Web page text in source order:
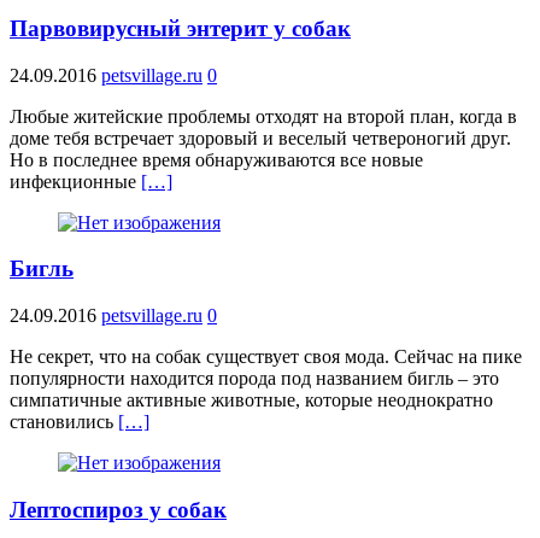
Парвовирусный энтерит у собак
24.09.2016 petsvillage.ru 0
Любые житейские проблемы отходят на второй план, когда в
доме тебя встречает здоровый и веселый четвероногий друг.
Но в последнее время обнаруживаются все новые
инфекционные […]
Бигль
24.09.2016 petsvillage.ru 0
Не секрет, что на собак существует своя мода. Сейчас на пике
популярности находится порода под названием бигль – это
симпатичные активные животные, которые неоднократно
становились […]
Лептоспироз у собак